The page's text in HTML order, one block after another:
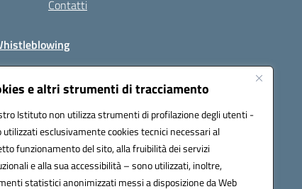
e altri strumenti di tracciamento
Istituto non utilizza strumenti di profilazione degli utenti -
utilizzati esclusivamente cookies tecnici necessari al
funzionamento del sito, alla fruibilità dei servizi
e alla sua accessibilità – sono utilizzati, inoltre,
statistici anonimizzati messi a disposizione da Web
Contatti